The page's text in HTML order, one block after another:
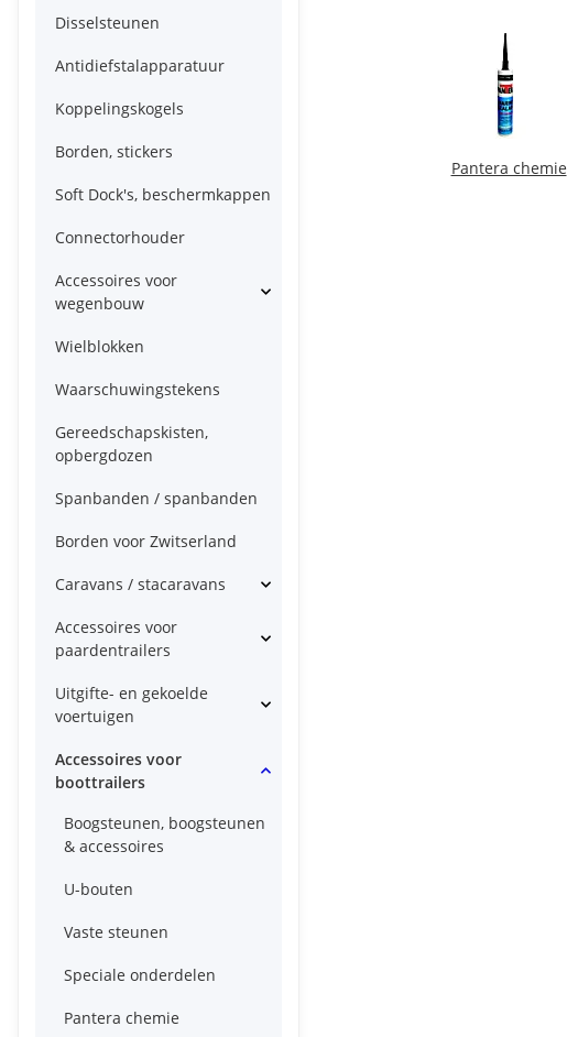
Pantera chemie
Disselsteunen
Antidiefstalapparatuur
Koppelingskogels
Borden, stickers
Soft Dock's, beschermkappen
Connectorhouder
Accessoires voor
wegenbouw
Wielblokken
Waarschuwingstekens
Gereedschapskisten,
opbergdozen
Spanbanden / spanbanden
Borden voor Zwitserland
Caravans / stacaravans
Accessoires voor
paardentrailers
Uitgifte- en gekoelde
voertuigen
Accessoires voor
boottrailers
Boogsteunen, boogsteunen
& accessoires
U-bouten
Vaste steunen
Speciale onderdelen
Pantera chemie